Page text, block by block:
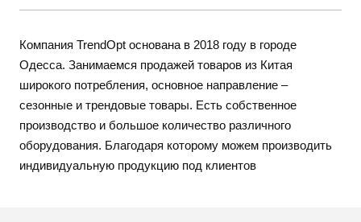
Компания TrendOpt основана в 2018 году в городе
Одесса. Занимаемся продажей товаров из Китая
широкого потребления, основное направление –
сезонные и трендовые товары. Есть собственное
производство и большое количество различного
оборудования. Благодаря которому можем производить
индивидуальную продукцию под клиентов